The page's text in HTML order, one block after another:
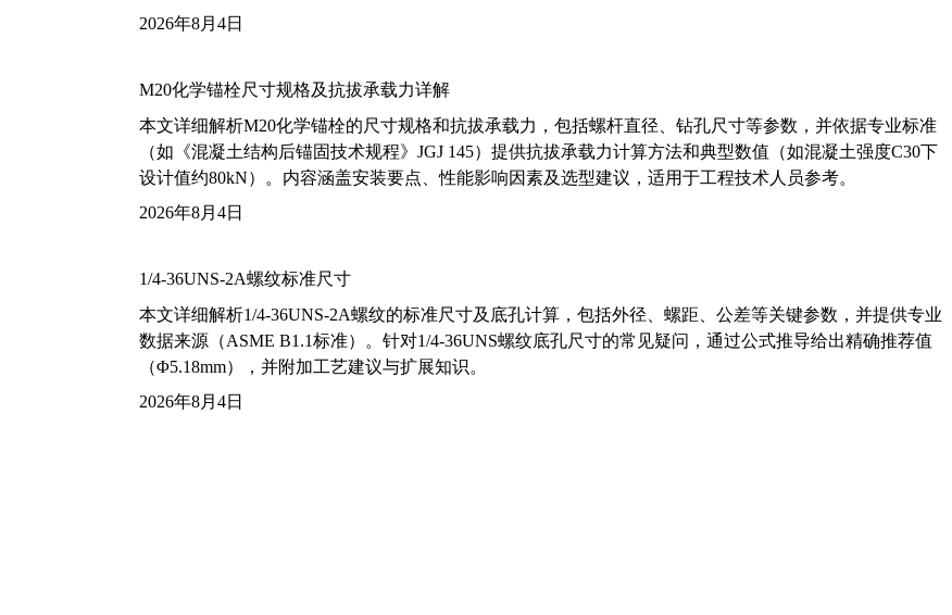
2026年8月4日
M20化学锚栓尺寸规格及抗拔承载力详解
本文详细解析M20化学锚栓的尺寸规格和抗拔承载力，包括螺杆直径、钻孔尺寸等参数，并依据专业标准
（如《混凝土结构后锚固技术规程》JGJ 145）提供抗拔承载力计算方法和典型数值（如混凝土强度C30下
设计值约80kN）。内容涵盖安装要点、性能影响因素及选型建议，适用于工程技术人员参考。
2026年8月4日
1/4-36UNS-2A螺纹标准尺寸
本文详细解析1/4-36UNS-2A螺纹的标准尺寸及底孔计算，包括外径、螺距、公差等关键参数，并提供专业
数据来源（ASME B1.1标准）。针对1/4-36UNS螺纹底孔尺寸的常见疑问，通过公式推导给出精确推荐值
（Φ5.18mm），并附加工艺建议与扩展知识。
2026年8月4日